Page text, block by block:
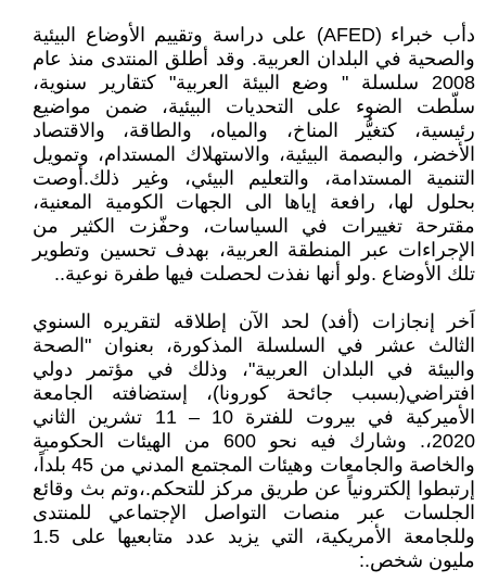
دأب خبراء (AFED) على دراسة وتقييم الأوضاع البيئية
والصحية في البلدان العربية. وقد أطلق المنتدى منذ عام
2008 سلسلة " وضع البيئة العربية" كتقارير سنوية،
سلّطت الضوء على التحديات البيئية، ضمن مواضيع
رئيسية، كتغيُّر المناخ، والمياه، والطاقة، والاقتصاد
الأخضر، والبصمة البيئية، والاستهلاك المستدام، وتمويل
التنمية المستدامة، والتعليم البيئي، وغير ذلك.أوصت
بحلول لها، رافعة إياها الى الجهات الكومية المعنية،
مقترحة تغييرات في السياسات، وحفّزت الكثير من
الإجراءات عبر المنطقة العربية، بهدف تحسين وتطوير
تلك الأوضاع .ولو أنها نفذت لحصلت فيها طفرة نوعية..
اَخر إنجازات (أفد) لحد الآن إطلاقه لتقريره السنوي
الثالث عشر في السلسلة المذكورة، بعنوان "الصحة
والبيئة في البلدان العربية"، وذلك في مؤتمر دولي
افتراضي(بسبب جائحة كورونا)، إستضافته الجامعة
الأميركية في بيروت للفترة 10 – 11 تشرين الثاني
2020،. وشارك فيه نحو 600 من الهيئات الحكومية
والخاصة والجامعات وهيئات المجتمع المدني من 45 بلداً،
إرتبطوا إلكترونياً عن طريق مركز للتحكم.،وتم بث وقائع
الجلسات عبر منصات التواصل الإجتماعي للمنتدى
وللجامعة الأمريكية، التي يزيد عدد متابعيها على 1.5
مليون شخص.: